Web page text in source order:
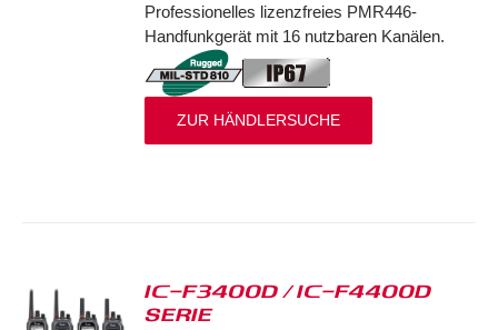
Professionelles lizenzfreies PMR446-
Handfunkgerät mit 16 nutzbaren Kanälen.
ZUR HÄNDLERSUCHE
IC-F3400D / IC-F4400D
SERIE